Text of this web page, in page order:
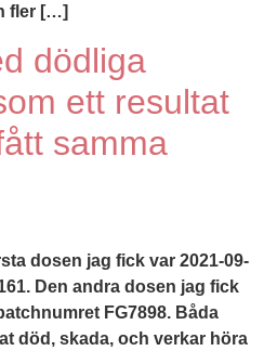
fler […]
dödliga
ett resultat
samma
dosen jag fick var 2021-09-
Den andra dosen jag fick
FG7898. Båda
död, skada, och verkar höra